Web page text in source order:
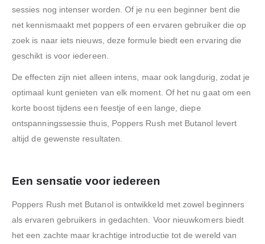
sessies nog intenser worden. Of je nu een beginner bent die
net kennismaakt met poppers of een ervaren gebruiker die op
zoek is naar iets nieuws, deze formule biedt een ervaring die
geschikt is voor iedereen.
De effecten zijn niet alleen intens, maar ook langdurig, zodat je
optimaal kunt genieten van elk moment. Of het nu gaat om een
korte boost tijdens een feestje of een lange, diepe
ontspanningssessie thuis, Poppers Rush met Butanol levert
altijd de gewenste resultaten.
Een sensatie voor iedereen
Poppers Rush met Butanol is ontwikkeld met zowel beginners
als ervaren gebruikers in gedachten. Voor nieuwkomers biedt
het een zachte maar krachtige introductie tot de wereld van